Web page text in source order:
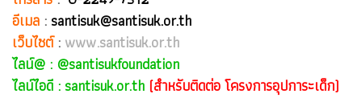
อีเมล : santisuk@santisuk.or.th
เว็บไซต์: www.santisuk.or.th
ไลน์@ : @santisukfoundation
ไลน์ไอดี : santisuk.or.th (สำหรับติดต่อ โครงการอุปการะเด็ก)